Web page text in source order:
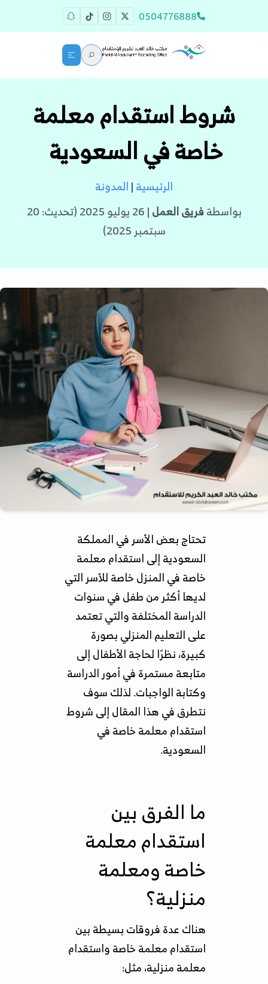
0504776888
شروط استقدام معلمة
خاصة في السعودية
الرئيسية|المدونة
بواسطةفريق العمل
| 26 يوليو 2025 (تحديث: 20
سبتمبر 2025)
تحتاج بعض الأسر في المملكة
السعودية إلى استقدام معلمة
خاصة في المنزل خاصة للأسر التي
لديها أكثر من طفل في سنوات
الدراسة المختلفة والتي تعتمد
على التعليم المنزلي بصورة
كبيرة، نظرًا لحاجة الأطفال إلى
متابعة مستمرة في أمور الدراسة
وكتابة الواجبات. لذلك سوف
نتطرق في هذا المقال إلى شروط
استقدام معلمة خاصة في
السعودية.
ما الفرق بين
استقدام معلمة
خاصة ومعلمة
منزلية؟
هناك عدة فروقات بسيطة بين
استقدام معلمة خاصة واستقدام
معلمة منزلية، مثل: